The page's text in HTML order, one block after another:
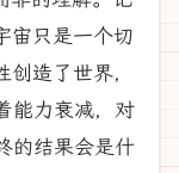
宙只是一个切
造了世界，
能力衰减，对
的结果会是什